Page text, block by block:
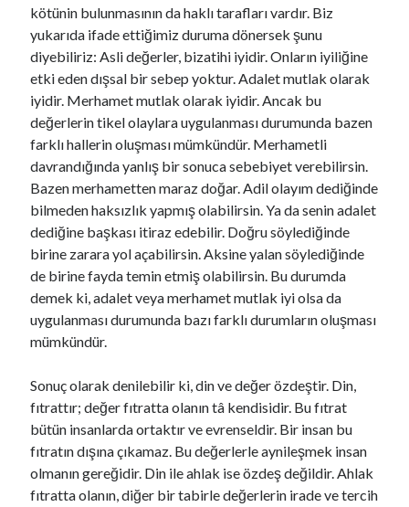
kötünin bulunmasının da haklı tarafları vardır. Biz
yukarıda ifade ettiğimiz duruma dönersek şunu
diyebiliriz: Asli değerler, bizatihi iyidir. Onların iyiliğine
etki eden dışsal bir sebep yoktur. Adalet mutlak olarak
iyidir. Merhamet mutlak olarak iyidir. Ancak bu
değerlerin tikel olaylara uygulanması durumunda bazen
farklı hallerin oluşması mümkündür. Merhametli
davrandığında yanlış bir sonuca sebebiyet verebilirsin.
Bazen merhametten maraz doğar. Adil olayım dediğinde
bilmeden haksızlık yapmış olabilirsin. Ya da senin adalet
dediğine başkası itiraz edebilir. Doğru söylediğinde
birine zarara yol açabilirsin. Aksine yalan söylediğinde
de birine fayda temin etmiş olabilirsin. Bu durumda
demek ki, adalet veya merhamet mutlak iyi olsa da
uygulanması durumunda bazı farklı durumların oluşması
mümkündür.
Sonuç olarak denilebilir ki, din ve değer özdeştir. Din,
fıtrattır; değer fıtratta olanın tâ kendisidir. Bu fıtrat
bütün insanlarda ortaktır ve evrenseldir. Bir insan bu
fıtratın dışına çıkamaz. Bu değerlerle aynileşmek insan
olmanın gereğidir. Din ile ahlak ise özdeş değildir. Ahlak
fıtratta olanın, diğer bir tabirle değerlerin irade ve tercih